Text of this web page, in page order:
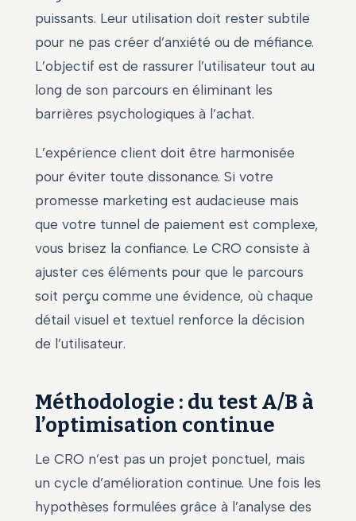
puissants. Leur utilisation doit rester subtile
pour ne pas créer d’anxiété ou de méfiance.
L’objectif est de rassurer l’utilisateur tout au
long de son parcours en éliminant les
barrières psychologiques à l’achat.
L’expérience client doit être harmonisée
pour éviter toute dissonance. Si votre
promesse marketing est audacieuse mais
que votre tunnel de paiement est complexe,
vous brisez la confiance. Le CRO consiste à
ajuster ces éléments pour que le parcours
soit perçu comme une évidence, où chaque
détail visuel et textuel renforce la décision
de l’utilisateur.
Méthodologie : du test A/B à
l’optimisation continue
Le CRO n’est pas un projet ponctuel, mais
un cycle d’amélioration continue. Une fois les
hypothèses formulées grâce à l’analyse des